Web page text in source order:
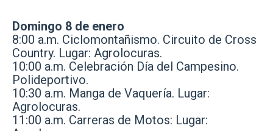
Domingo 8 de enero
8:00 a.m. Ciclomontañismo. Circuito de Cross
Country. Lugar: Agrolocuras.
10:00 a.m. Celebración Día del Campesino.
Polideportivo.
10:30 a.m. Manga de Vaquería. Lugar:
Agrolocuras.
11:00 a.m. Carreras de Motos: Lugar: